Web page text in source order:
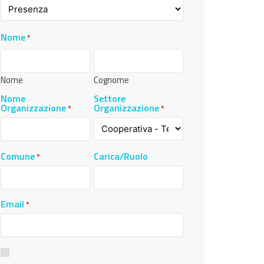
Nome*
Nome Cognome
Nome
Organizzazione*
Settore
Organizzazione*
Comune* Carica/Ruolo
Email *
Consenso